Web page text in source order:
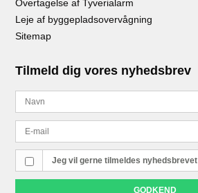
Overtagelse af Tyverialarm
Leje af byggepladsovervågning
Sitemap
Tilmeld dig vores nyhedsbrev
Jeg vil gerne tilmeldes nyhedsbrevet
GODKEND